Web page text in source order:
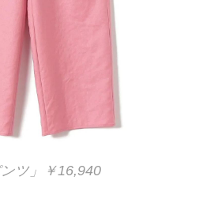
ツ」￥16,940